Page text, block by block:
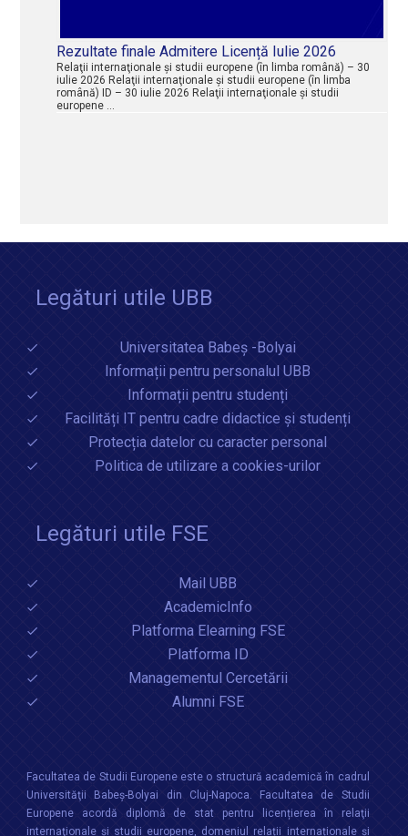
Rezultate finale Admitere Licență Iulie 2026
Relaţii internaţionale şi studii europene (în limba română) – 30
iulie 2026 Relaţii internaţionale şi studii europene (în limba
română) ID – 30 iulie 2026 Relaţii internaţionale şi studii
europene …
Legături utile UBB
Universitatea Babeș -Bolyai
Informații pentru personalul UBB
Informații pentru studenți
Facilități IT pentru cadre didactice și studenți
Protecția datelor cu caracter personal
Politica de utilizare a cookies-urilor
Legături utile FSE
Mail UBB
AcademicInfo
Platforma Elearning FSE
Platforma ID
Managementul Cercetării
Alumni FSE
Facultatea de Studii Europene este o structură academică în cadrul
Universităţii Babeș-Bolyai din Cluj-Napoca. Facultatea de Studii
Europene acordă diplomă de stat pentru licențierea în relaţii
internaţionale şi studii europene, domeniul relații internaționale şi